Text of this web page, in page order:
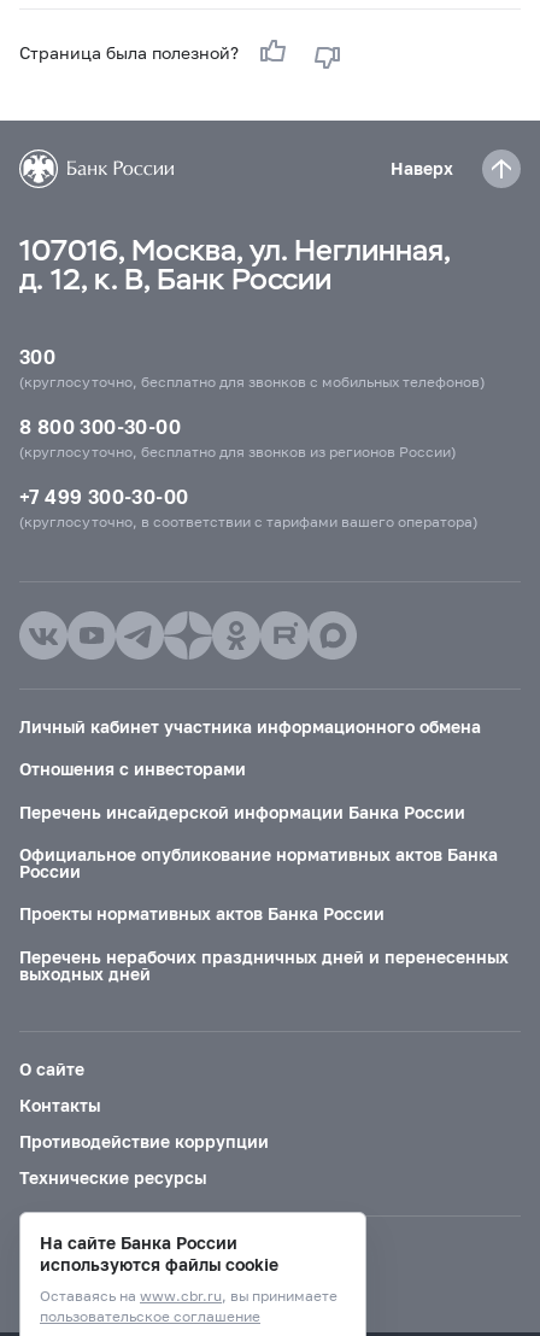
Страница была полезной?
Наверх
107016, Москва, ул. Неглинная,
д. 12, к. В, Банк России
300
(круглосуточно, бесплатно для звонков с мобильных телефонов)
8 800 300-30-00
(круглосуточно, бесплатно для звонков из регионов России)
+7 499 300-30-00
(круглосуточно, в соответствии с тарифами вашего оператора)
Личный кабинет участника информационного обмена
Отношения с инвесторами
Перечень инсайдерской информации Банка России
Официальное опубликование нормативных актов Банка
России
Проекты нормативных актов Банка России
Перечень нерабочих праздничных дней и перенесенных
выходных дней
О сайте
Контакты
Противодействие коррупции
Технические ресурсы
Версия для слабовидящих
На сайте Банка России
используются файлы cookie
Оставаясь на www.cbr.ru, вы принимаете
пользовательское соглашение